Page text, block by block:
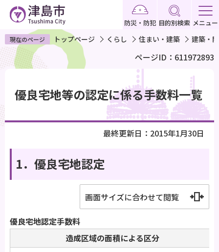
ペ
ー
ジ
で
す
防災・防犯 目的別検索 メニュー
現在のページ トップページ くらし 住まい・建築 建築・
ページID：611972893
優良宅地等の認定に係る手数料一覧
最終更新日：2015年1月30日
1．優良宅地認定
画面サイズに合わせて閲覧
優良宅地認定手数料
造成区域の面積による区分